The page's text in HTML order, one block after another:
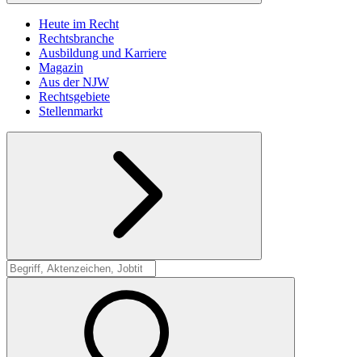
Heute im Recht
Rechtsbranche
Ausbildung und Karriere
Magazin
Aus der NJW
Rechtsgebiete
Stellenmarkt
Suche